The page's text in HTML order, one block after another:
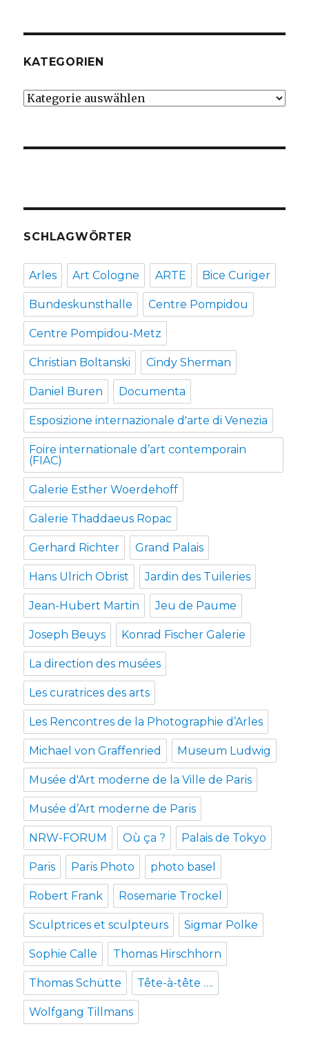
KATEGORIEN
Kategorien
SCHLAGWÖRTER
Arles Art Cologne ARTE Bice Curiger
Bundeskunsthalle Centre Pompidou
Centre Pompidou-Metz
Christian Boltanski Cindy Sherman
Daniel Buren Documenta
Esposizione internazionale d'arte di Venezia
Foire internationale d’art contemporain
(FIAC)
Galerie Esther Woerdehoff
Galerie Thaddaeus Ropac
Gerhard Richter Grand Palais
Hans Ulrich Obrist Jardin des Tuileries
Jean-Hubert Martin Jeu de Paume
Joseph Beuys Konrad Fischer Galerie
La direction des musées
Les curatrices des arts
Les Rencontres de la Photographie d’Arles
Michael von Graffenried Museum Ludwig
Musée d'Art moderne de la Ville de Paris
Musée d’Art moderne de Paris
NRW-FORUM Où ça ? Palais de Tokyo
Paris Paris Photo photo basel
Robert Frank Rosemarie Trockel
Sculptrices et sculpteurs Sigmar Polke
Sophie Calle Thomas Hirschhorn
Thomas Schütte Tête-à-tête ….
Wolfgang Tillmans